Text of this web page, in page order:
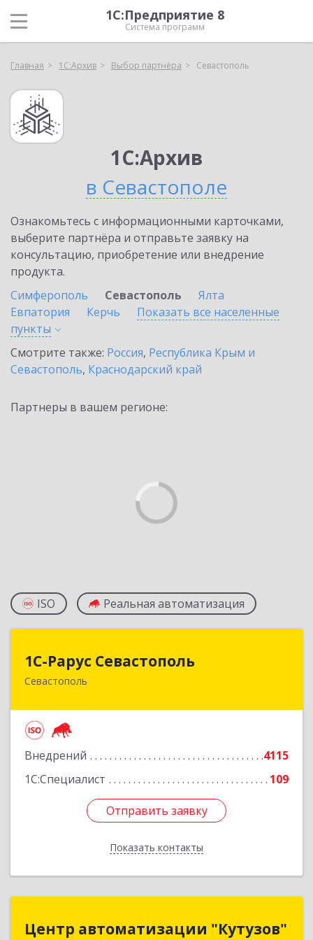
1С:Предприятие 8
Система программ
Главная 1С:Архив Выбор партнёра Севастополь
1С:Архив
в Севастополе
Ознакомьтесь с информационными карточками,
выберите партнёра и отправьте заявку на
консультацию, приобретение или внедрение
продукта.
Симферополь
Севастополь
Ялта
Евпатория
Керчь
Показать все населенные
пункты
Смотрите также: Россия, Республика Крым и
Севастополь, Краснодарский край
Партнеры в вашем регионе:
ISO Реальная автоматизация
1С-Рарус Севастополь
Севастополь
Внедрений
4115
1С:Специалист
109
Отправить заявку
Показать контакты
299011, Севастополь г, Кулакова ул, дом № 58
Отправить заявку
Назад
Центр автоматизации "Кутузов"